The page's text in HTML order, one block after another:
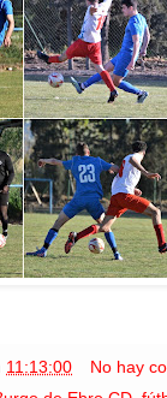
11:13:00
No hay